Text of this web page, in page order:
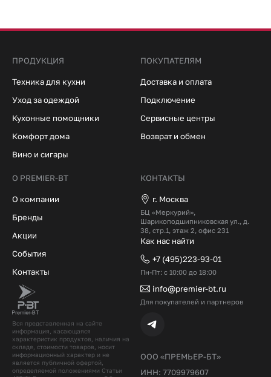
Вся представленная на сайте
информация, касающаяся
характеристик продуктов, наличия на
складе, стоимости товаров, носит
информационный характер и не
является публичной офертой,
определяемой положениями Статьи
ООО «ПРЕМЬЕР-БТ»
ИНН: 7709979607
ПРОДУКЦИЯ
Техника для кухни
Уход за одеждой
Кухонные помощники
Комфорт дома
Вино и сигары
ПОКУПАТЕЛЯМ
Доставка и оплата
Подключение
Сервисные центры
Возврат и обмен
О PREMIER-BT
О компании
Бренды
Акции
События
Контакты
КОНТАКТЫ
г. Москва
БЦ «Меркурий»,
Шарикоподшипниковская ул., д.
38, стр.1, этаж 2, офис 231
Как нас найти
+7 (495)223-93-01
Пн-Пт: с 10:00 до 18:00
info@premier-bt.ru
Для покупателей и партнеров